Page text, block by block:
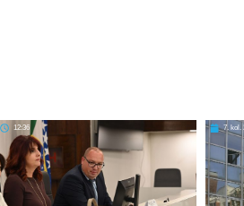
12:36 7. kol.